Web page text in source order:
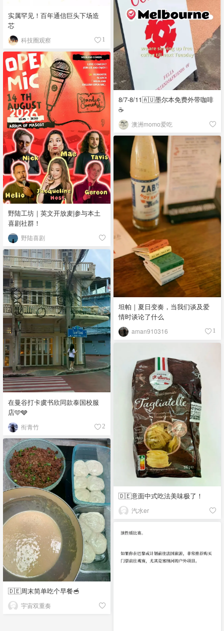
实属罕见！百年通信巨头下场造
芯
科技圈观察 1
8/7-8/11🇦🇺墨尔本免费外带咖啡
☕
澳洲momo爱吃
野陆工坊｜英文开放麦|参与本土
喜剧社群！
野陆喜剧
坦帕｜夏日变奏，当我们谈及爱
情时谈论了什么
aman910316 1
在曼谷打卡虞书欣同款泰国校服
店🩵🩶
衔青竹 2
🇩🇪意面中式吃法美味极了！
汽水er
🇩🇪周末简单吃个早餐🥣
宇宙双重奏